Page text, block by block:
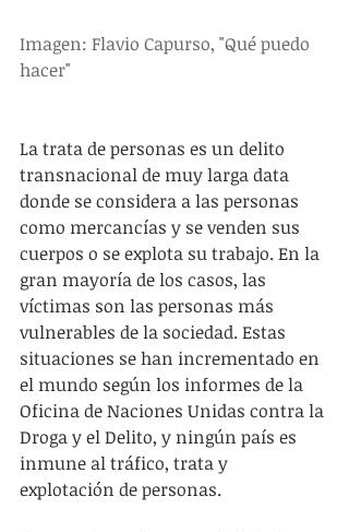
Imagen: Flavio Capurso, "Qué puedo
hacer"
La trata de personas es un delito
transnacional de muy larga data
donde se considera a las personas
como mercancías y se venden sus
cuerpos o se explota su trabajo. En la
gran mayoría de los casos, las
víctimas son las personas más
vulnerables de la sociedad. Estas
situaciones se han incrementado en
el mundo según los informes de la
Oficina de Naciones Unidas contra la
Droga y el Delito, y ningún país es
inmune al tráfico, trata y
explotación de personas.